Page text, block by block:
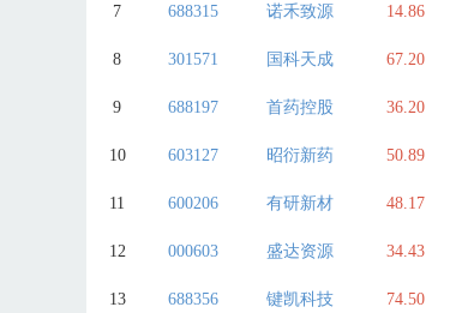
7 688315 诺禾致源 14.86
8 301571 国科天成 67.20
9 688197 首药控股 36.20
10 603127 昭衍新药 50.89
11 600206 有研新材 48.17
12 000603 盛达资源 34.43
13 688356 键凯科技 74.50